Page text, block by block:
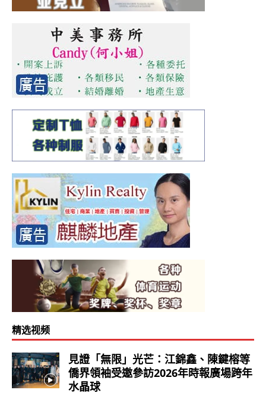
精选视频
見證「無限」光芒：江錦鑫、陳鍵榕等
僑界領袖受邀參訪2026年時報廣場跨年
水晶球